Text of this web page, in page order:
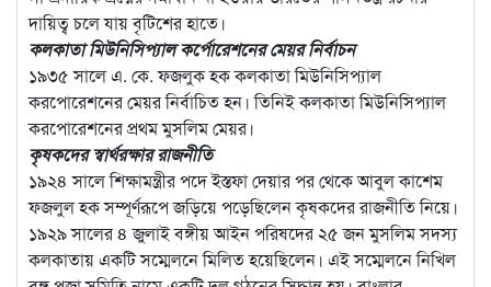
দায়িত্ব চলে যায় বৃটিশের হাতে।
কলকাতা মিউনিসিপ্যাল কর্পোরেশনের মেয়র নির্বাচন
১৯৩৫ সালে এ. কে. ফজলুক হক কলকাতা মিউনিসিপ্যাল
করপোরেশনের মেয়র নির্বাচিত হন। তিনিই কলকাতা মিউনিসিপ্যাল
করপোরেশনের প্রথম মুসলিম মেয়র।
কৃষকদের স্বার্থরক্ষার রাজনীতি
১৯২৪ সালে শিক্ষামন্ত্রীর পদে ইস্তফা দেয়ার পর থেকে আবুল কাশেম
ফজলুল হক সম্পূর্ণরূপে জড়িয়ে পড়েছিলেন কৃষকদের রাজনীতি নিয়ে।
১৯২৯ সালের ৪ জুলাই বঙ্গীয় আইন পরিষদের ২৫ জন মুসলিম সদস্য
কলকাতায় একটি সম্মেলনে মিলিত হয়েছিলেন। এই সম্মেলনে নিখিল